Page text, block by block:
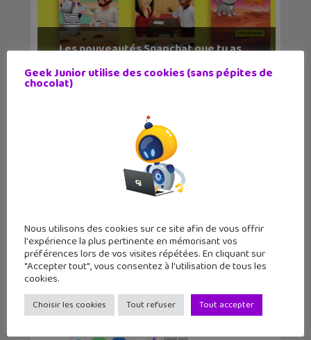
Les nouveautés Snapchat que tu as
Geek Junior utilise des cookies (sans pépites de
chocolat)
Nous utilisons des cookies sur ce site afin de vous offrir
l'expérience la plus pertinente en mémorisant vos
préférences lors de vos visites répétées. En cliquant sur
"Accepter tout", vous consentez à l'utilisation de tous les
cookies.
Choisir les cookies Tout refuser Tout accepter